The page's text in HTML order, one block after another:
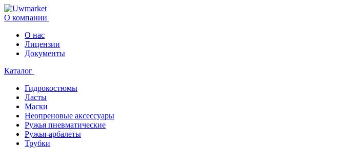
О компании
О нас
Лицензии
Документы
Каталог
Гидрокостюмы
Ласты
Маски
Неопреновые аксессуары
Ружья пневматические
Ружья-арбалеты
Трубки